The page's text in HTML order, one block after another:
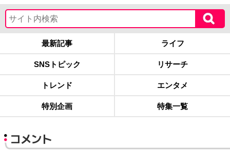
最新記事 ライフ
SNSトピック リサーチ
トレンド エンタメ
特別企画 特集一覧
コメント